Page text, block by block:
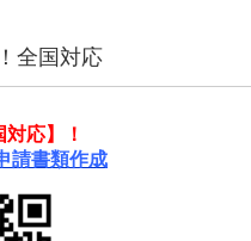
対応
】！
書類作成